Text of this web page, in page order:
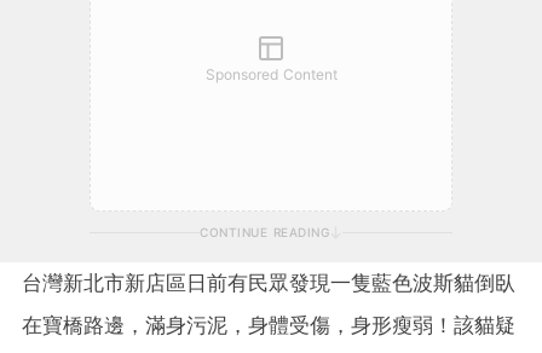
Sponsored Content
CONTINUE READING
台灣新北市新店區日前有民眾發現一隻藍色波斯貓倒臥
在寶橋路邊，滿身污泥，身體受傷，身形瘦弱！該貓疑